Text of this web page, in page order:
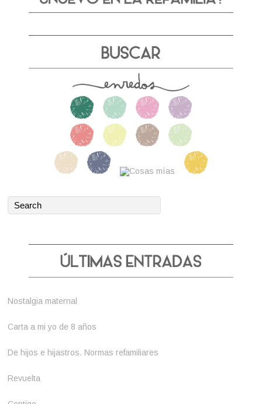
Nostalgia maternal
Carta a mi yo de 8 años
De hijos e hijastros. Normas refamiliares
Revuelta